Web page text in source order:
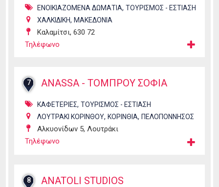
ΕΝΟΙΚΙΑΖΟΜΕΝΑ ΔΩΜΑΤΙΑ, ΤΟΥΡΙΣΜΟΣ - ΕΣΤΙΑΣΗ
ΧΑΛΚΙΔΙΚΗ, ΜΑΚΕΔΟΝΙΑ
Καλαμίτσι, 630 72
Τηλέφωνο
7 ANASSA - ΤΟΜΠΡΟΥ ΣΟΦΙΑ
ΚΑΦΕΤΕΡΙΕΣ, ΤΟΥΡΙΣΜΟΣ - ΕΣΤΙΑΣΗ
ΛΟΥΤΡΑΚΙ ΚΟΡΙΝΘΟΥ, ΚΟΡΙΝΘΙΑ, ΠΕΛΟΠΟΝΝΗΣΟΣ
Αλκυονίδων 5, Λουτράκι
Τηλέφωνο
8 ANATOLI STUDIOS